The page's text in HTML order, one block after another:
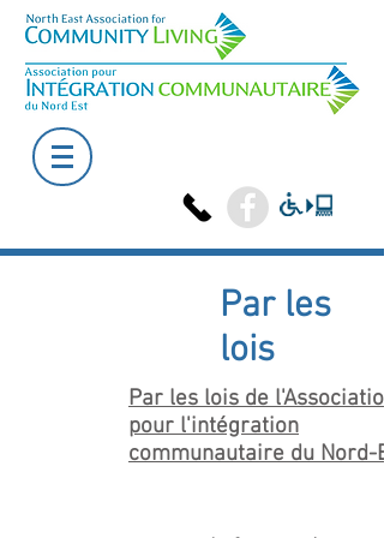
Par les
lois
Par les lois de l'Association
pour l'intégration
communautaire du Nord-